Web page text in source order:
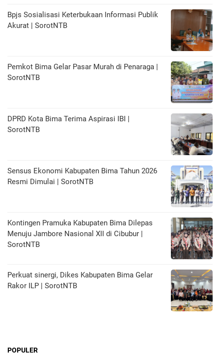
Bpjs Sosialisasi Keterbukaan Informasi Publik
Akurat | SorotNTB
Pemkot Bima Gelar Pasar Murah di Penaraga |
SorotNTB
DPRD Kota Bima Terima Aspirasi IBI |
SorotNTB
Sensus Ekonomi Kabupaten Bima Tahun 2026
Resmi Dimulai | SorotNTB
Kontingen Pramuka Kabupaten Bima Dilepas
Menuju Jambore Nasional XII di Cibubur |
SorotNTB
Perkuat sinergi, Dikes Kabupaten Bima Gelar
Rakor ILP | SorotNTB
POPULER